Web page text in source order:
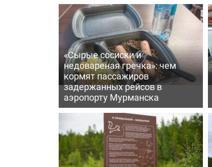
«Сырые сосиски и
недовареная гречка»: чем
кормят пассажиров
задержанных рейсов в
аэропорту Мурманска